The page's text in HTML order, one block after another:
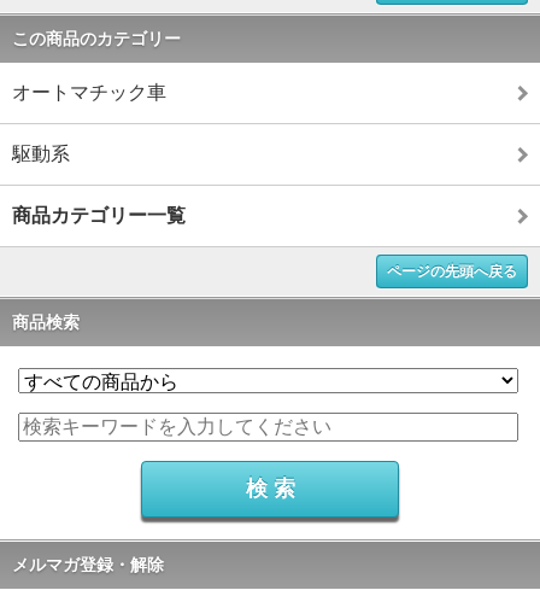
この商品のカテゴリー
オートマチック車
駆動系
商品カテゴリー一覧
ページの先頭へ戻る
商品検索
メルマガ登録・解除